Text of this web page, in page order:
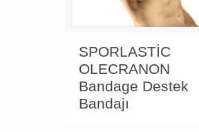
SPORLASTİC
OLECRANON
Bandage Destek
Bandajı